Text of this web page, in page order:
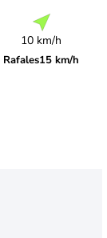
10 km/h
Rafales15 km/h